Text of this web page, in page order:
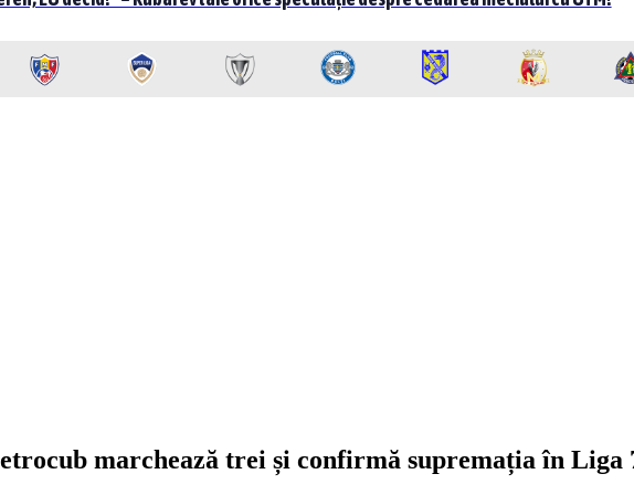
marchează trei și confirmă supremația în Liga